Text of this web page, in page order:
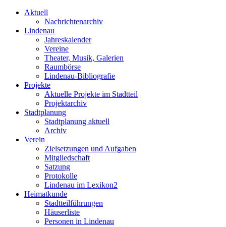
Aktuell
Nachrichtenarchiv
Lindenau
Jahreskalender
Vereine
Theater, Musik, Galerien
Raumbörse
Lindenau-Bibliografie
Projekte
Aktuelle Projekte im Stadtteil
Projektarchiv
Stadtplanung
Stadtplanung aktuell
Archiv
Verein
Zielsetzungen und Aufgaben
Mitgliedschaft
Satzung
Protokolle
Lindenau im Lexikon2
Heimatkunde
Stadtteilführungen
Häuserliste
Personen in Lindenau